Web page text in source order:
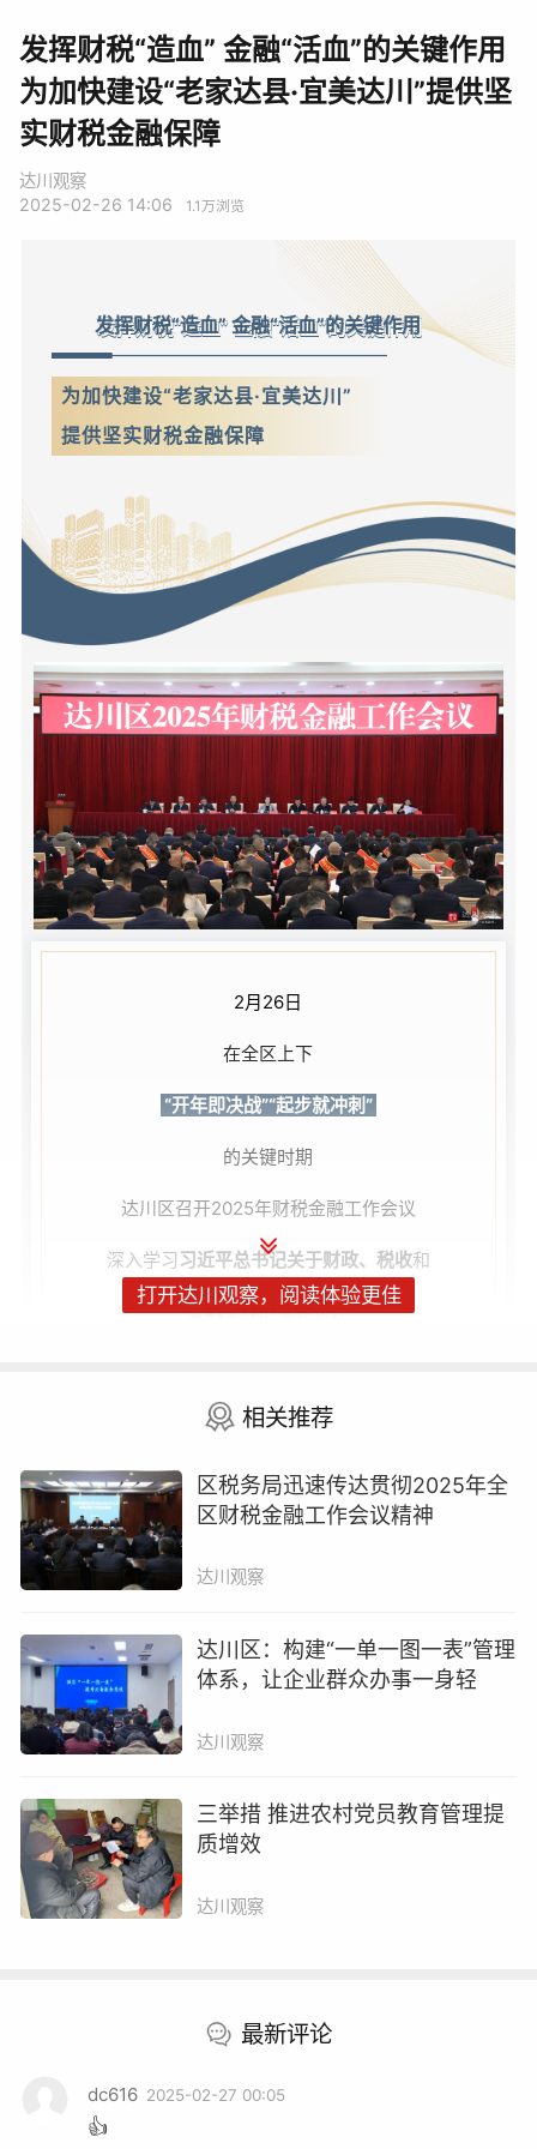
发挥财税“造血” 金融“活血”的关键作用
为加快建设“老家达县·宜美达川”提供坚
实财税金融保障
达川观察
2025-02-26 14:06
1.1万浏览
发挥财税“造血” 金融“活血”的关键作用
为加快建设“老家达县·宜美达川”
提供坚实财税金融保障
2月26日
在全区上下
“开年即决战”“起步就冲刺”
的关键时期
达川区召开2025年财税金融工作会议
深入学习 习近平总书记关于财政、税收和
金融工作的重要论述
中央、省委、市委经济工作会议精神
总结去年成绩 部署今年任务
区委书记倪欣强调
全区上下要顺应财税金融改革新要求
进一步发挥
为加快建设
“老家达县·宜美达川”
区人大常委会主任叶祥金 区政协主席吴胜鸿
出席会议
打开达川观察，阅读体验更佳
相关推荐
区税务局迅速传达贯彻2025年全
区财税金融工作会议精神
达川观察
达川区：构建“一单一图一表”管理
体系，让企业群众办事一身轻
达川观察
三举措 推进农村党员教育管理提
质增效
达川观察
最新评论
dc616 2025-02-27 00:05
👍